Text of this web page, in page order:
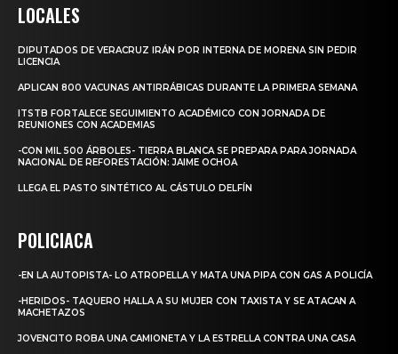
LOCALES
DIPUTADOS DE VERACRUZ IRÁN POR INTERNA DE MORENA SIN PEDIR
LICENCIA
APLICAN 800 VACUNAS ANTIRRÁBICAS DURANTE LA PRIMERA SEMANA
ITSTB FORTALECE SEGUIMIENTO ACADÉMICO CON JORNADA DE
REUNIONES CON ACADEMIAS
-CON MIL 500 ÁRBOLES- TIERRA BLANCA SE PREPARA PARA JORNADA
NACIONAL DE REFORESTACIÓN: JAIME OCHOA
LLEGA EL PASTO SINTÉTICO AL CÁSTULO DELFÍN
POLICIACA
-EN LA AUTOPISTA- LO ATROPELLA Y MATA UNA PIPA CON GAS A POLICÍA
-HERIDOS- TAQUERO HALLA A SU MUJER CON TAXISTA Y SE ATACAN A
MACHETAZOS
JOVENCITO ROBA UNA CAMIONETA Y LA ESTRELLA CONTRA UNA CASA